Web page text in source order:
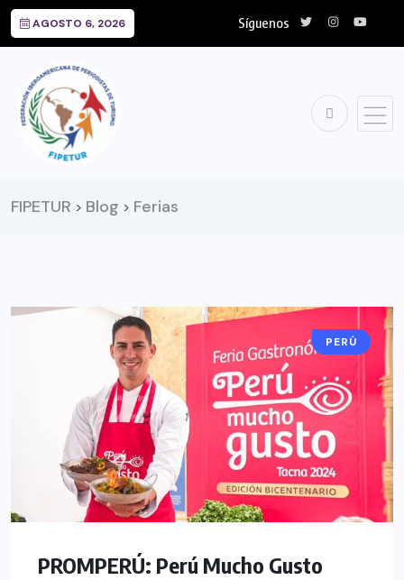
AGOSTO 6, 2026 Síguenos
FIPETUR > Blog > Ferias
PERÚ
PROMPERÚ: Perú Mucho Gusto